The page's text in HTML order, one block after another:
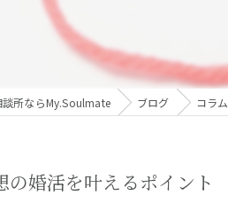
所ならMy.Soulmate ブログ コラム
の婚活を叶えるポイント